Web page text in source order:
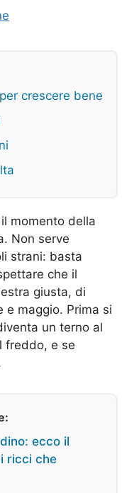
crescere bene
momento della
Non serve
strani: basta
che il
giusta, di
e maggio. Prima si
un terno al
freddo, e se
ecco il
ricci che